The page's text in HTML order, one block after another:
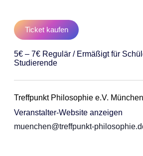
Ticket kaufen
5€ – 7€ Regulär / Ermäßigt für
Studierende
Treffpunkt Philosophie e.V. München
Veranstalter-Website anzeigen
muenchen@treffpunkt-